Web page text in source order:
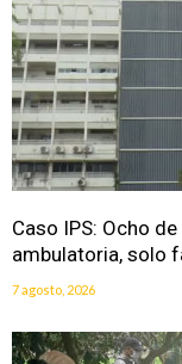
Caso IPS: Ocho
ambulatoria, solo
7 agosto, 2026